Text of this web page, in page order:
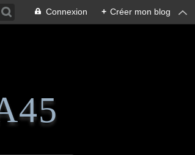
Connexion + Créer mon blog